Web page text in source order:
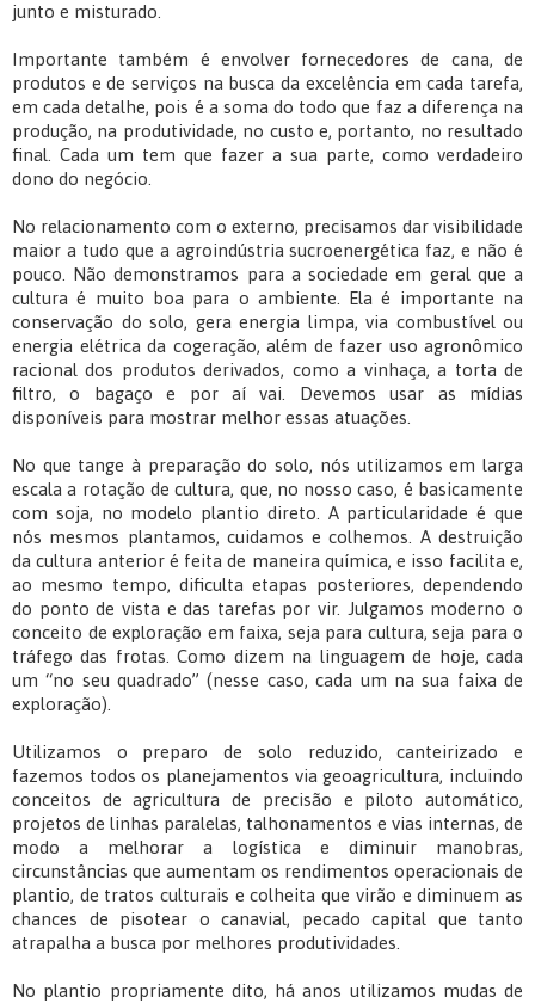
junto e misturado.
Importante também é envolver fornecedores de cana, de
produtos e de serviços na busca da excelência em cada tarefa,
em cada detalhe, pois é a soma do todo que faz a diferença na
produção, na produtividade, no custo e, portanto, no resultado
final. Cada um tem que fazer a sua parte, como verdadeiro
dono do negócio.
No relacionamento com o externo, precisamos dar visibilidade
maior a tudo que a agroindústria sucroenergética faz, e não é
pouco. Não demonstramos para a sociedade em geral que a
cultura é muito boa para o ambiente. Ela é importante na
conservação do solo, gera energia limpa, via combustível ou
energia elétrica da cogeração, além de fazer uso agronômico
racional dos produtos derivados, como a vinhaça, a torta de
filtro, o bagaço e por aí vai. Devemos usar as mídias
disponíveis para mostrar melhor essas atuações.
No que tange à preparação do solo, nós utilizamos em larga
escala a rotação de cultura, que, no nosso caso, é basicamente
com soja, no modelo plantio direto. A particularidade é que
nós mesmos plantamos, cuidamos e colhemos. A destruição
da cultura anterior é feita de maneira química, e isso facilita e,
ao mesmo tempo, dificulta etapas posteriores, dependendo
do ponto de vista e das tarefas por vir. Julgamos moderno o
conceito de exploração em faixa, seja para cultura, seja para o
tráfego das frotas. Como dizem na linguagem de hoje, cada
um “no seu quadrado” (nesse caso, cada um na sua faixa de
exploração).
Utilizamos o preparo de solo reduzido, canteirizado e
fazemos todos os planejamentos via geoagricultura, incluindo
conceitos de agricultura de precisão e piloto automático,
projetos de linhas paralelas, talhonamentos e vias internas, de
modo a melhorar a logística e diminuir manobras,
circunstâncias que aumentam os rendimentos operacionais de
plantio, de tratos culturais e colheita que virão e diminuem as
chances de pisotear o canavial, pecado capital que tanto
atrapalha a busca por melhores produtividades.
No plantio propriamente dito, há anos utilizamos mudas de